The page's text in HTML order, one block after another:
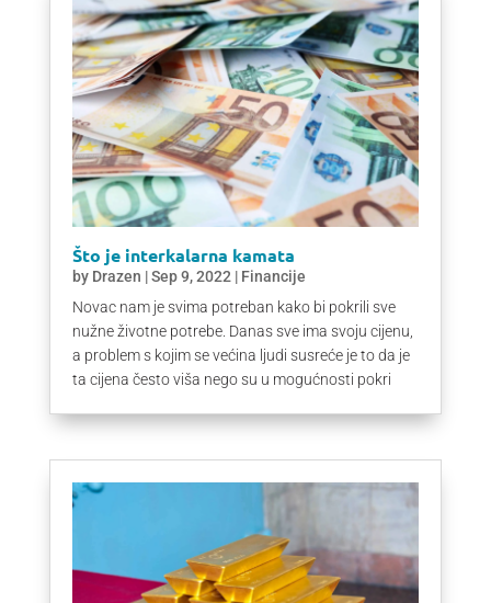
Što je interkalarna kamata
by Drazen |Sep 9, 2022 | Financije
Novac nam je svima potreban kako bi pokrili sve
nužne životne potrebe. Danas sve ima svoju cijenu,
a problem s kojim se većina ljudi susreće je to da je
ta cijena često viša nego su u mogućnosti pokri